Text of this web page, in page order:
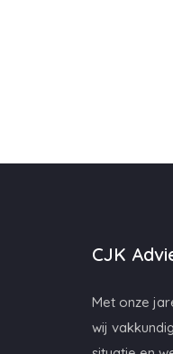
CJK
Met onze
wij